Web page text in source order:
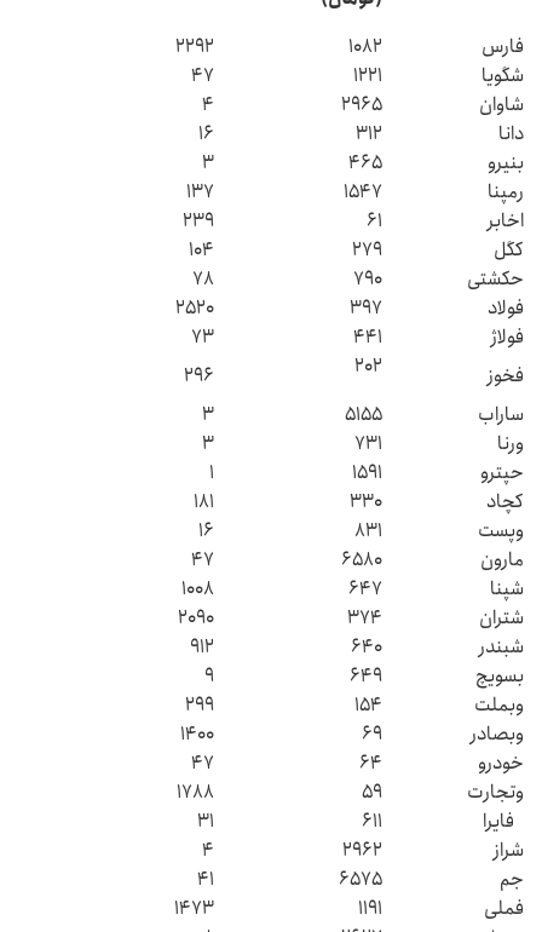
فارس
۱۰۸۲
۲۲۹۲
شگویا
۱۲۲۱
۴۷
شاوان
۲۹۶۵
۴
دانا
۳۱۲
۱۶
بنیرو
۴۶۵
۳
رمپنا
۱۵۴۷
۱۳۷
اخابر
۶۱
۲۳۹
کگل
۲۷۹
۱۰۴
حکشتی‌
۷۹۰
۷۸
فولاد
۳۹۷
۲۵۲۰
فولاژ
۴۴۱
۷۳
فخوز
۲۰۲
۲۹۶
ساراب
۵۱۵۵
۳
ورنا
۷۳۱
۳
حپترو
۱۵۹۱
۱
کچاد
۳۳۰
۱۸۱
وپست
۸۳۱
۱۶
مارون
۶۵۸۰
۴۷
شپنا
۶۴۷
۱۰۰۸
شتران
۳۷۴
۲۰۹۰
شبندر
۶۴۰
۹۱۲
بسویچ
۶۴۹
۹
وبملت
۱۵۴
۲۹۹
وبصادر
۶۹
۱۴۰۰
خودرو
۶۴
۴۷
وتجارت
۵۹
۱۷۸۸
فایرا
۶۱۱
۳۱
شراز
۲۹۶۲
۴
جم
۶۵۷۵
۴۱
فملی
۱۱۹۱
۱۴۷۳